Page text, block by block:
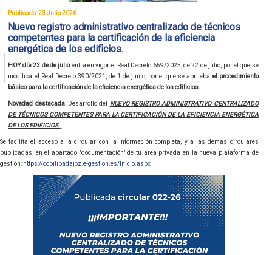
Publicado: 23 Julio 2026
Nuevo registro administrativo centralizado de técnicos
competentes para la certificación de la eficiencia
energética de los edificios.
HOY día 23 de de julioentra en vigor el Real Decreto 659/2025, de 22 de julio, por el que se
modifica el Real Decreto 390/2021, de 1 de junio, por el que se aprueba el procedimiento
básico para la certificación de la eficiencia energética de los edificios.
Novedad destacada: Desarrollo del
NUEVO REGISTRO ADMINISTRATIVO CENTRALIZADO
DE TÉCNICOS COMPETENTES PARA LA CERTIFICACIÓN DE LA EFICIENCIA ENERGÉTICA
DE LOS EDIFICIOS.
Se facilita el acceso a la circular con la información completa, y a las demás circulares
publicadas, en el apartado "documentación" de tu área privada en la nueva plataforma de
gestión: https://copitibadajoz.e-gestion.es/Inicio.aspx